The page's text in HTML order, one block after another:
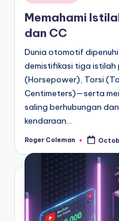
in
Memahami
dan CC
Dunia otomotif
demistifikasi tiga
(Horsepower), Torsi
Centimeters)—serta
saling berhubungan
kendaraan…
Posted
Roger Coleman